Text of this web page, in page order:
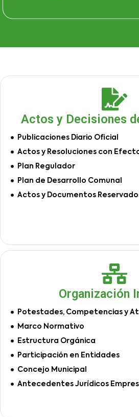
Actos y Decisiones
Publicaciones Diario Oficial
Actos y Resoluciones con
Plan Regulador
Plan de Desarrollo Comunal
Actos y Documentos
Organización
Potestades, Competencias y
Marco Normativo
Estructura Orgánica
Participación en Entidades
Concejo Municipal
Antecedentes Jurídicos